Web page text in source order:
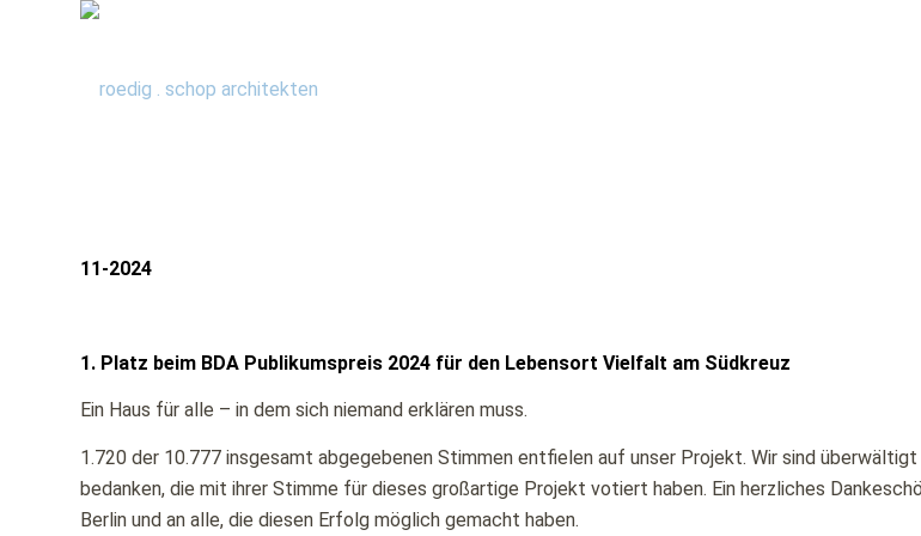
11-2024
1. Platz beim BDA Publikumspreis 2024 für den Lebensort Vielfalt am Südkreuz
Ein Haus für alle – in dem sich niemand erklären muss.
1.720 der 10.777 insgesamt abgegebenen Stimmen entfielen auf unser Projekt. Wir sind
bedanken, die mit ihrer Stimme für dieses großartige Projekt votiert haben. Ein herzliches
Berlin und an alle, die diesen Erfolg möglich gemacht haben.